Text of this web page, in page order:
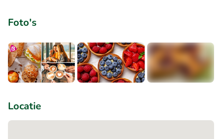
Foto's
Locatie